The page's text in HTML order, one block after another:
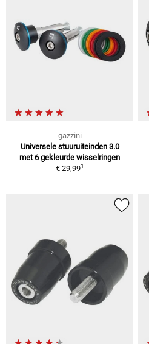
gazzini
Universele stuuruiteinden 3.0
met 6 gekleurde wisselringen
€ 29,991